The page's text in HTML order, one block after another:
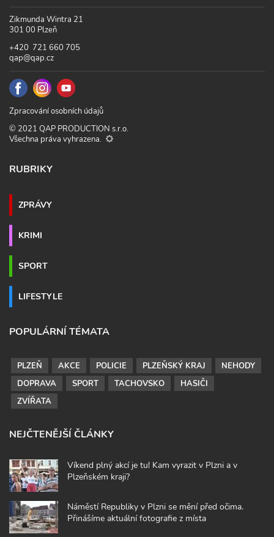
Zikmunda Wintra 21
301 00 Plzeň
+420 721 660 705
qap@qap.cz
Zpracování osobních údajů
© 2021 QAP PRODUCTION s.r.o.
Všechna práva vyhrazena.
RUBRIKY
ZPRÁVY
KRIMI
SPORT
LIFESTYLE
POPULÁRNÍ TÉMATA
PLZEŇ AKCE POLICIE PLZEŇSKÝ KRAJ
NEHODY
DOPRAVA
SPORT TACHOVSKO
HASIČI
ZVÍŘATA
NEJČTENĚJŠÍ ČLÁNKY
Víkend plný akcí je tu! Kam vyrazit v Plzni a v
Plzeňském kraji?
Náměstí Republiky v Plzni se mění před očima.
Přinášíme aktuální fotografie z místa